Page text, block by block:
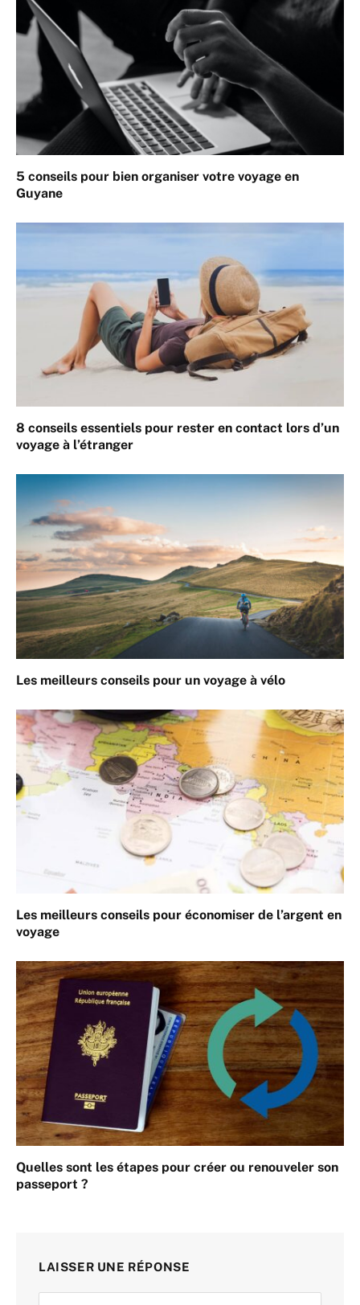
5 conseils pour bien organiser votre voyage en
Guyane
8 conseils essentiels pour rester en contact lors d’un
voyage à l’étranger
Les meilleurs conseils pour un voyage à vélo
Les meilleurs conseils pour économiser de l’argent en
voyage
Quelles sont les étapes pour créer ou renouveler son
passeport ?
LAISSER UNE RÉPONSE